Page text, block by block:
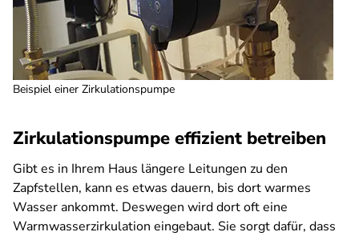
Beispiel einer Zirkulationspumpe
Zirkulationspumpe effizient betreiben
Gibt es in Ihrem Haus längere Leitungen zu den
Zapfstellen, kann es etwas dauern, bis dort warmes
Wasser ankommt. Deswegen wird dort oft eine
Warmwasserzirkulation eingebaut. Sie sorgt dafür, dass